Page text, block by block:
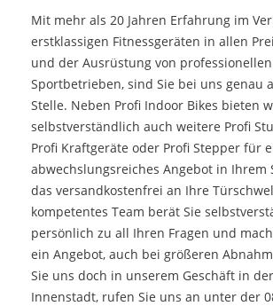
Mit mehr als 20 Jahren Erfahrung im
erstklassigen Fitnessgeräten in allen
und der Ausrüstung von professionellen
Sportbetrieben, sind Sie bei uns genau
Stelle. Neben Profi Indoor Bikes bieten
selbstverständlich auch weitere Profi
Profi Kraftgeräte oder Profi Stepper für
abwechslungsreiches Angebot in Ihrem
das versandkostenfrei an Ihre
kompetentes Team berät Sie
persönlich zu all Ihren Fragen und
ein Angebot, auch bei größeren
Sie uns doch in unserem Geschäft in
Innenstadt, rufen Sie uns an unter der